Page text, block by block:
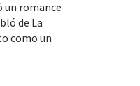
un romance
de La
como un